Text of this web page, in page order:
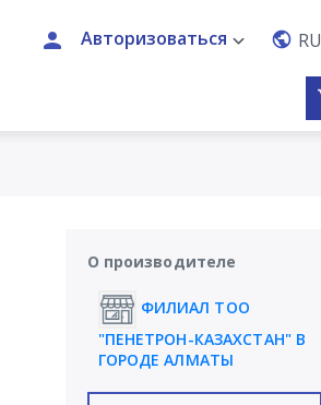
Авторизоваться RU
О производителе
ФИЛИАЛ ТОО
"ПЕНЕТРОН-КАЗАХСТАН" В
ГОРОДЕ АЛМАТЫ